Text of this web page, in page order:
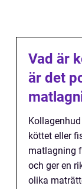
Vad är
är det
köttet eller
matlagning
och ger en
olika